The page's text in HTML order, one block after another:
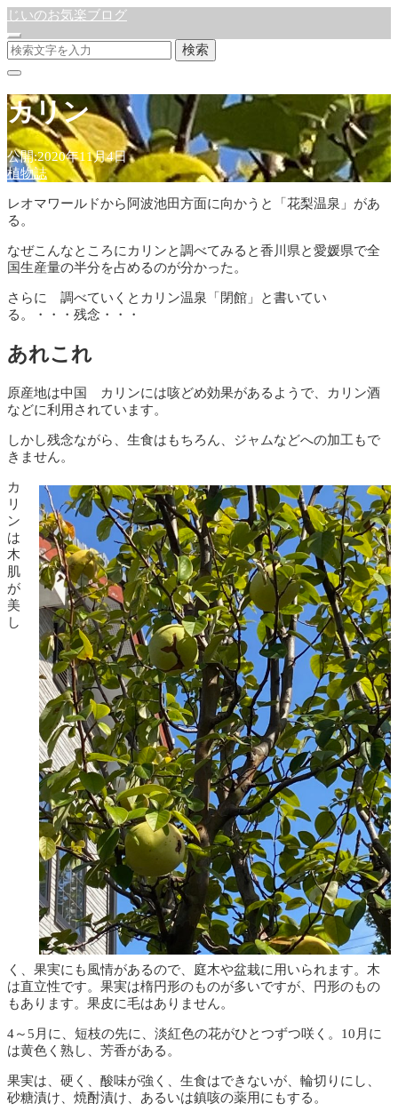
じいのお気楽ブログ
検索
カリン
公開:2020年11月4日
植物誌
レオマワールドから阿波池田方面に向かうと「花梨温泉」があ
る。
なぜこんなところにカリンと調べてみると香川県と愛媛県で全
国生産量の半分を占めるのが分かった。
さらに 調べていくとカリン温泉「閉館」と書いてい
る。・・・残念・・・
あれこれ
原産地は中国 カリンには咳どめ効果があるようで、カリン酒
などに利用されています。
しかし残念ながら、生食はもちろん、ジャムなどへの加工もで
きません。
カ
リ
ン
は
木
肌
が
美
し
く、果実にも風情があるので、庭木や盆栽に用いられます。木
は直立性です。果実は楕円形のものが多いですが、円形のもの
もあります。果皮に毛はありません。
4～5月に、短枝の先に、淡紅色の花がひとつずつ咲く。10月に
は黄色く熟し、芳香がある。
果実は、硬く、酸味が強く、生食はできないが、輪切りにし、
砂糖漬け、焼酎漬け、あるいは鎮咳の薬用にもする。